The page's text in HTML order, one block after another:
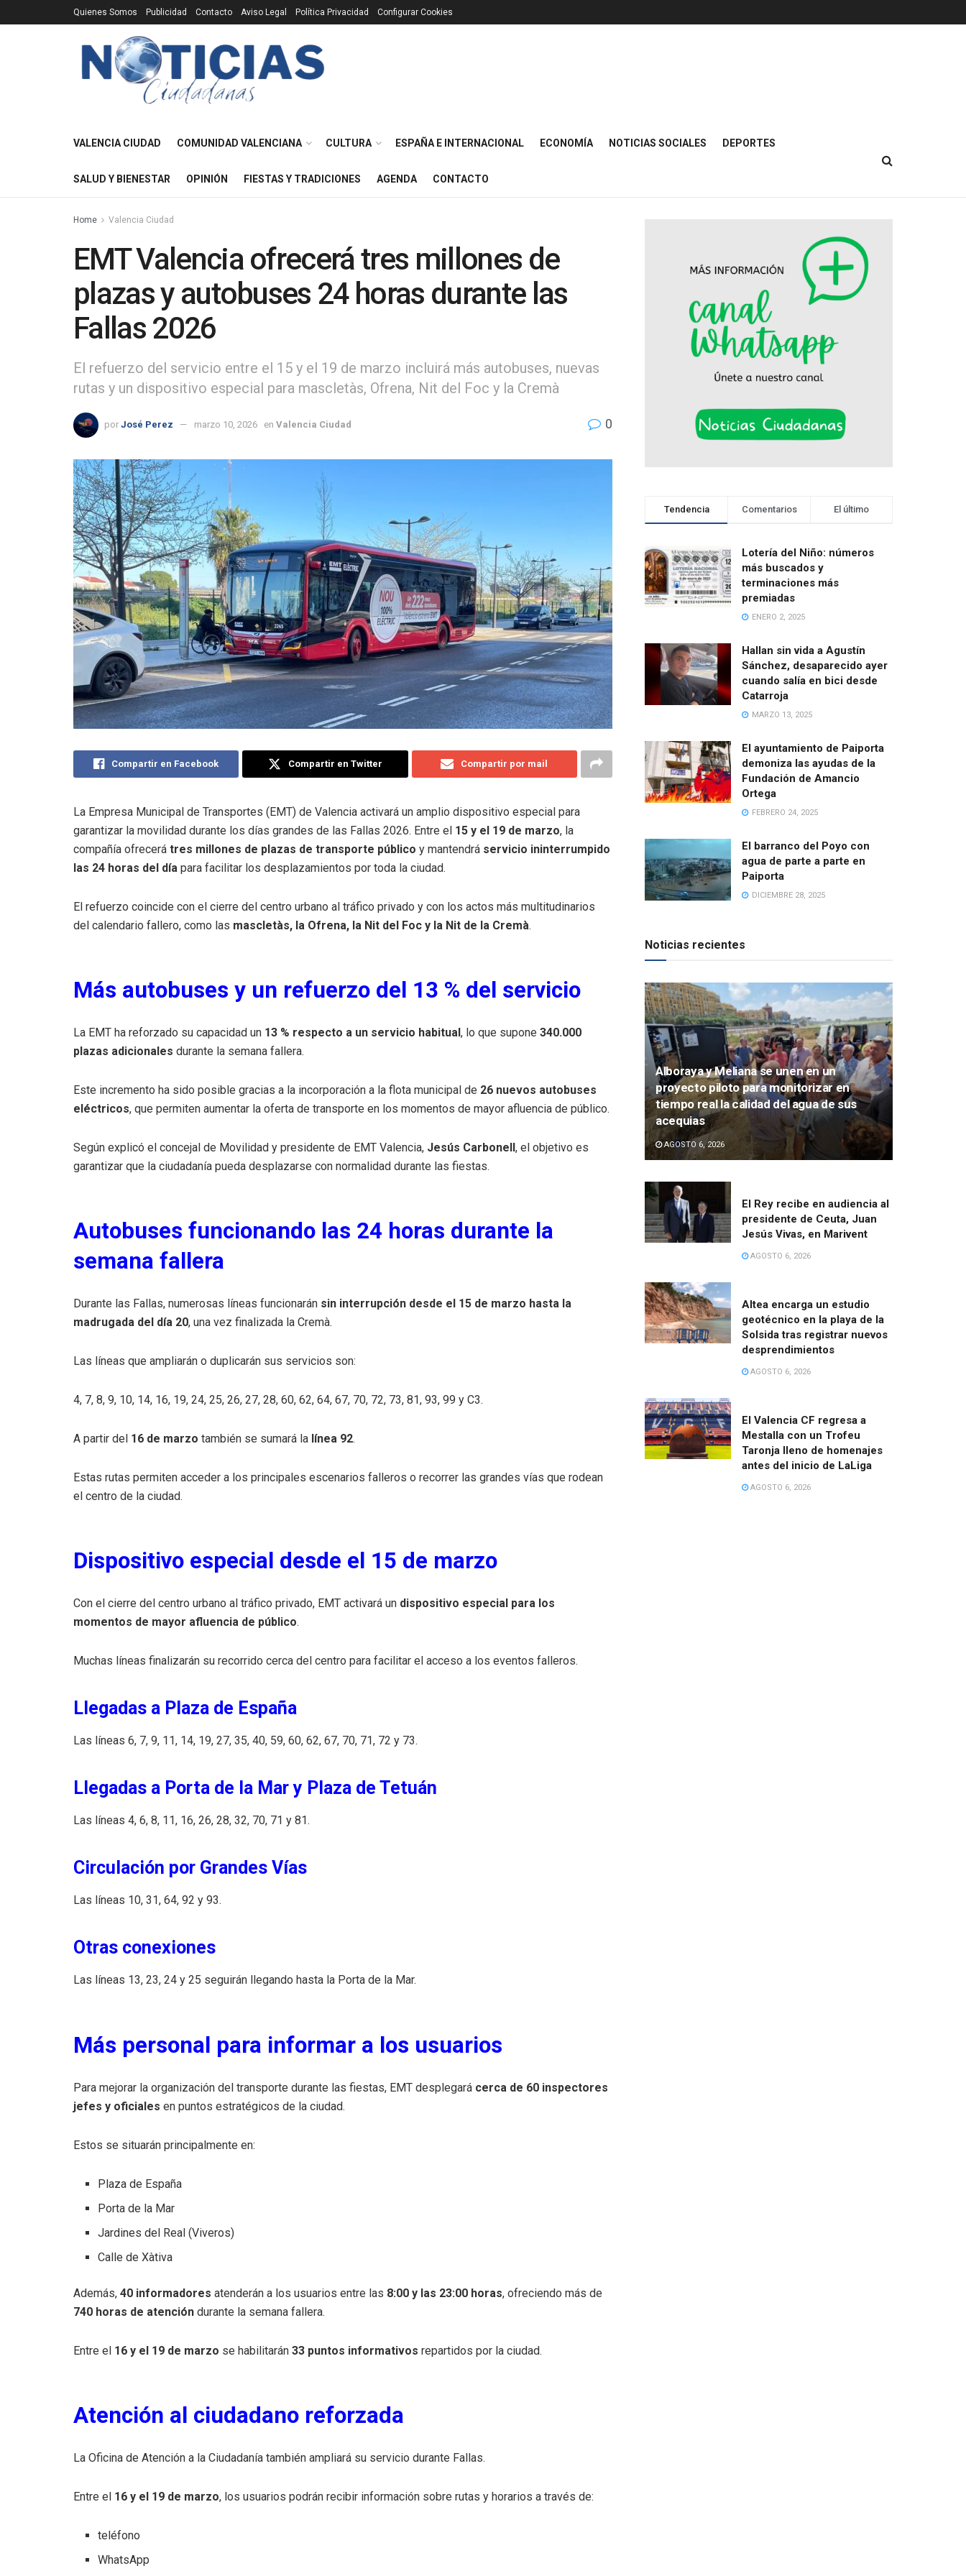
Quienes Somos Publicidad Contacto Aviso Legal Política Privacidad Configurar Cookies
VALENCIA CIUDAD COMUNIDAD VALENCIANA CULTURA ESPAÑA E INTERNACIONAL ECONOMÍA NOTICIAS SOCIALES DEPORTES
SALUD Y BIENESTAR OPINIÓN FIESTAS Y TRADICIONES AGENDA CONTACTO
Home Valencia Ciudad
EMT Valencia ofrecerá tres millones de
plazas y autobuses 24 horas durante las
Fallas 2026
El refuerzo del servicio entre el 15 y el 19 de marzo incluirá más autobuses, nuevas
rutas y un dispositivo especial para mascletàs, Ofrena, Nit del Foc y la Cremà
por José Perez marzo 10, 2026 en Valencia Ciudad 0
Compartir en Facebook Compartir en Twitter Compartir por mail
La Empresa Municipal de Transportes (EMT) de Valencia activará un amplio dispositivo especial para
garantizar la movilidad durante los días grandes de las Fallas 2026. Entre el 15 y el 19 de marzo, la
compañía ofrecerá tres millones de plazas de transporte público y mantendrá servicio ininterrumpido
las 24 horas del día para facilitar los desplazamientos por toda la ciudad.
El refuerzo coincide con el cierre del centro urbano al tráfico privado y con los actos más multitudinarios
del calendario fallero, como las mascletàs, la Ofrena, la Nit del Foc y la Nit de la Cremà.
Más autobuses y un refuerzo del 13 % del servicio
La EMT ha reforzado su capacidad un 13 % respecto a un servicio habitual, lo que supone 340.000
plazas adicionales durante la semana fallera.
Este incremento ha sido posible gracias a la incorporación a la flota municipal de 26 nuevos autobuses
eléctricos, que permiten aumentar la oferta de transporte en los momentos de mayor afluencia de público.
Según explicó el concejal de Movilidad y presidente de EMT Valencia, Jesús Carbonell, el objetivo es
garantizar que la ciudadanía pueda desplazarse con normalidad durante las fiestas.
Autobuses funcionando las 24 horas durante la
semana fallera
Durante las Fallas, numerosas líneas funcionarán sin interrupción desde el 15 de marzo hasta la
madrugada del día 20, una vez finalizada la Cremà.
Las líneas que ampliarán o duplicarán sus servicios son:
4, 7, 8, 9, 10, 14, 16, 19, 24, 25, 26, 27, 28, 60, 62, 64, 67, 70, 72, 73, 81, 93, 99 y C3.
A partir del 16 de marzo también se sumará la línea 92.
Estas rutas permiten acceder a los principales escenarios falleros o recorrer las grandes vías que rodean
el centro de la ciudad.
Dispositivo especial desde el 15 de marzo
Con el cierre del centro urbano al tráfico privado, EMT activará un dispositivo especial para los
momentos de mayor afluencia de público.
Muchas líneas finalizarán su recorrido cerca del centro para facilitar el acceso a los eventos falleros.
Llegadas a Plaza de España
Las líneas 6, 7, 9, 11, 14, 19, 27, 35, 40, 59, 60, 62, 67, 70, 71, 72 y 73.
Llegadas a Porta de la Mar y Plaza de Tetuán
Las líneas 4, 6, 8, 11, 16, 26, 28, 32, 70, 71 y 81.
Circulación por Grandes Vías
Las líneas 10, 31, 64, 92 y 93.
Otras conexiones
Las líneas 13, 23, 24 y 25 seguirán llegando hasta la Porta de la Mar.
Más personal para informar a los usuarios
Para mejorar la organización del transporte durante las fiestas, EMT desplegará cerca de 60 inspectores
jefes y oficiales en puntos estratégicos de la ciudad.
Estos se situarán principalmente en:
Plaza de España
Porta de la Mar
Jardines del Real (Viveros)
Calle de Xàtiva
Además, 40 informadores atenderán a los usuarios entre las 8:00 y las 23:00 horas, ofreciendo más de
740 horas de atención durante la semana fallera.
Entre el 16 y el 19 de marzo se habilitarán 33 puntos informativos repartidos por la ciudad.
Atención al ciudadano reforzada
La Oficina de Atención a la Ciudadanía también ampliará su servicio durante Fallas.
Entre el 16 y el 19 de marzo, los usuarios podrán recibir información sobre rutas y horarios a través de:
teléfono
WhatsApp
Tendencia Comentarios El último
Lotería del Niño: números
más buscados y
terminaciones más
premiadas
ENERO 2, 2025
Hallan sin vida a Agustín
Sánchez, desaparecido ayer
cuando salía en bici desde
Catarroja
MARZO 13, 2025
El ayuntamiento de Paiporta
demoniza las ayudas de la
Fundación de Amancio
Ortega
FEBRERO 24, 2025
El barranco del Poyo con
agua de parte a parte en
Paiporta
DICIEMBRE 28, 2025
Noticias recientes
Alboraya y Meliana se unen en un
proyecto piloto para monitorizar en
tiempo real la calidad del agua de sus
acequias
AGOSTO 6, 2026
El Rey recibe en audiencia al
presidente de Ceuta, Juan
Jesús Vivas, en Marivent
AGOSTO 6, 2026
Altea encarga un estudio
geotécnico en la playa de la
Solsida tras registrar nuevos
desprendimientos
AGOSTO 6, 2026
El Valencia CF regresa a
Mestalla con un Trofeu
Taronja lleno de homenajes
antes del inicio de LaLiga
AGOSTO 6, 2026